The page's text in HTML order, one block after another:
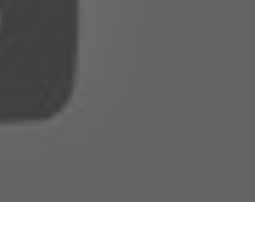
essa que podem ser usadas e